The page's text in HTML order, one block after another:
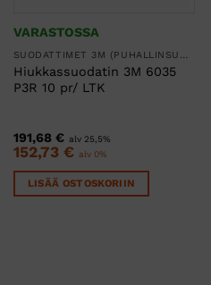
VARASTOSSA
SUODATTIMET 3M (PUHALLINSUOJAIMET, KOKONAAMARIT JA PUOLINAAMARIT)
Hiukkassuodatin 3M 6035
P3R 10 pr/ LTK
191,68 € alv 25,5%
152,73 € alv 0%
LISÄÄ OSTOSKORIIN